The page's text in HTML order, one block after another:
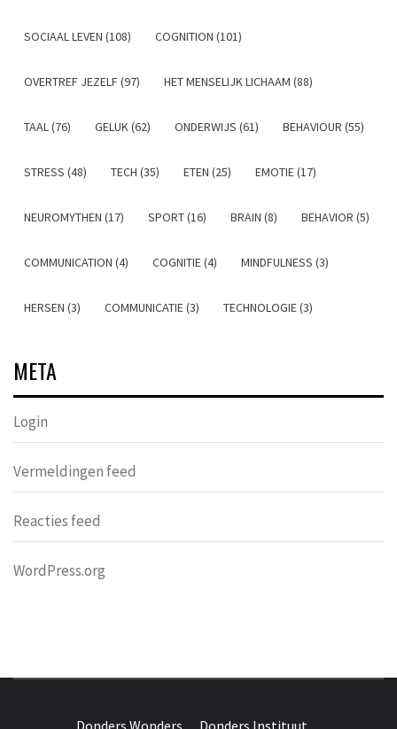
SOCIAAL LEVEN (108) COGNITION (101)
OVERTREF JEZELF (97) HET MENSELIJK LICHAAM (88)
TAAL (76) GELUK (62) ONDERWIJS (61) BEHAVIOUR (55)
STRESS (48) TECH (35) ETEN (25) EMOTIE (17)
NEUROMYTHEN (17) SPORT (16) BRAIN (8) BEHAVIOR (5)
COMMUNICATION (4) COGNITIE (4) MINDFULNESS (3)
HERSEN (3) COMMUNICATIE (3) TECHNOLOGIE (3)
META
Login
Vermeldingen feed
Reacties feed
WordPress.org
Donders Wonders Donders Instituut